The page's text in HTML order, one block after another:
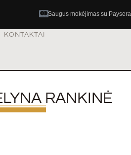
Saugus mokėjimas su Paysera
KONTAKTAI
RANKINĖ